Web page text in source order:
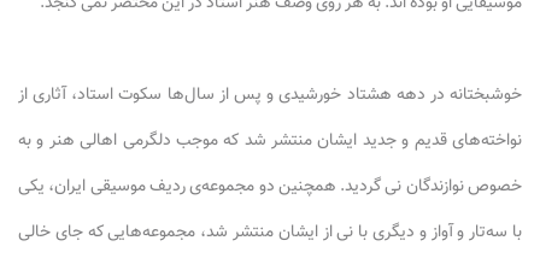
خوشبختانه در دهه هشتاد خورشیدی و پس از سال‌ها سکوت استاد، آثاری از
نواخته‌های قدیم و جدید ایشان منتشر شد که موجب دلگرمی اهالی هنر و به
خصوص نوازندگان نی گردید. همچنین دو مجموعه‌ی ردیف موسیقی ایران، یکی
با سه‌تار و آواز و دیگری با نی از ایشان منتشر شد، مجموعه‌هایی که جای خالی